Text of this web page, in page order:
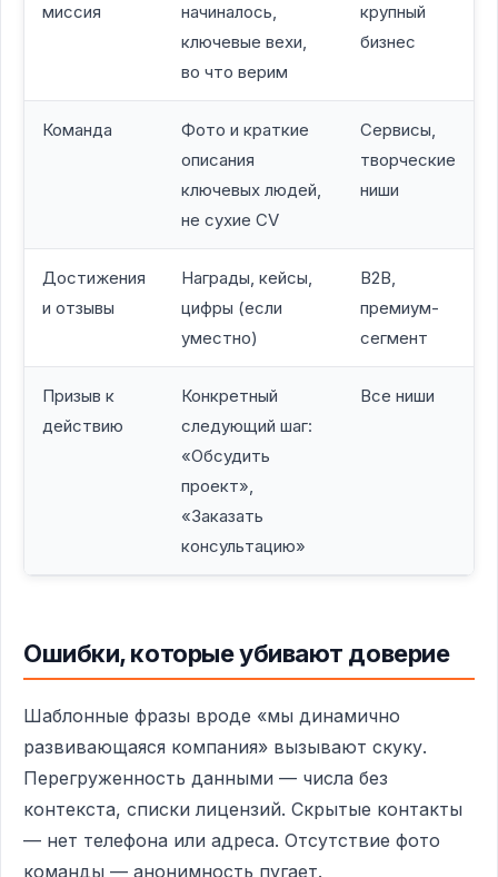
миссия
начиналось,
ключевые вехи,
во что верим
крупный
бизнес
Команда
Фото и краткие
описания
ключевых людей,
не сухие CV
Сервисы,
творческие
ниши
Достижения
и отзывы
Награды, кейсы,
цифры (если
уместно)
B2B,
премиум-
сегмент
Призыв к
действию
Конкретный
следующий шаг:
«Обсудить
проект»,
«Заказать
консультацию»
Все ниши
Ошибки, которые убивают доверие
Шаблонные фразы вроде «мы динамично
развивающаяся компания» вызывают скуку.
Перегруженность данными — числа без
контекста, списки лицензий. Скрытые контакты
— нет телефона или адреса. Отсутствие фото
команды — анонимность пугает.